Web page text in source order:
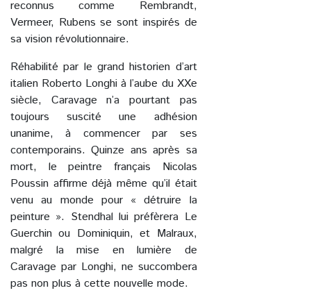
reconnus comme Rembrandt,
Vermeer, Rubens se sont inspirés de
sa vision révolutionnaire.
Réhabilité par le grand historien d’art
italien Roberto Longhi à l’aube du XXe
siècle, Caravage n’a pourtant pas
toujours suscité une adhésion
unanime, à commencer par ses
contemporains. Quinze ans après sa
mort, le peintre français Nicolas
Poussin affirme déjà même qu’il était
venu au monde pour « détruire la
peinture ». Stendhal lui préfèrera Le
Guerchin ou Dominiquin, et Malraux,
malgré la mise en lumière de
Caravage par Longhi, ne succombera
pas non plus à cette nouvelle mode.